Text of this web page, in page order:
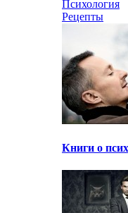
Психология
Рецепты
Книги о